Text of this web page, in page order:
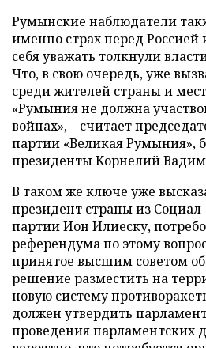
Румынские наблюдатели
именно страх перед Россией
себя уважать толкнули
Что, в свою очередь, уже
среди жителей страны и
«Румыния не должна
войнах», – считает
партии «Великая Румыния»,
президенты Корнелий
В таком же ключе уже
президент страны из
партии Ион Илиеску,
референдума по этому
принятое высшим советом
решение разместить на
новую систему
должен утвердить
проведения парламентских